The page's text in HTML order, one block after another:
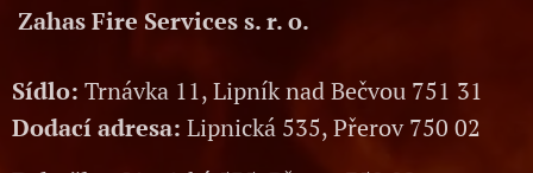
Zahas Fire Services s. r. o.
Sídlo: Trnávka 11, Lipník nad Bečvou 751 31
Dodací adresa: Lipnická 535, Přerov 750 02